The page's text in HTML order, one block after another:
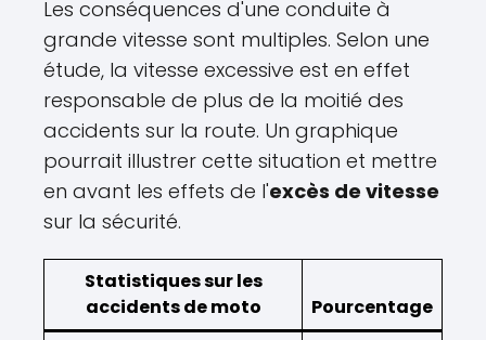
Les conséquences d'une conduite à
grande vitesse sont multiples. Selon une
étude, la vitesse excessive est en effet
responsable de plus de la moitié des
accidents sur la route. Un graphique
pourrait illustrer cette situation et mettre
en avant les effets de l'excès de vitesse
sur la sécurité.
Statistiques sur les
accidents de moto
Pourcentage